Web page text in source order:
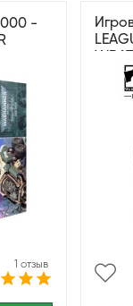
-
1 отзыв